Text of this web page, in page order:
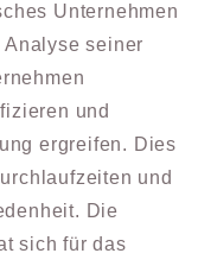
Unternehmen
seiner
und
ergreifen. Dies
und
Die
sich für das